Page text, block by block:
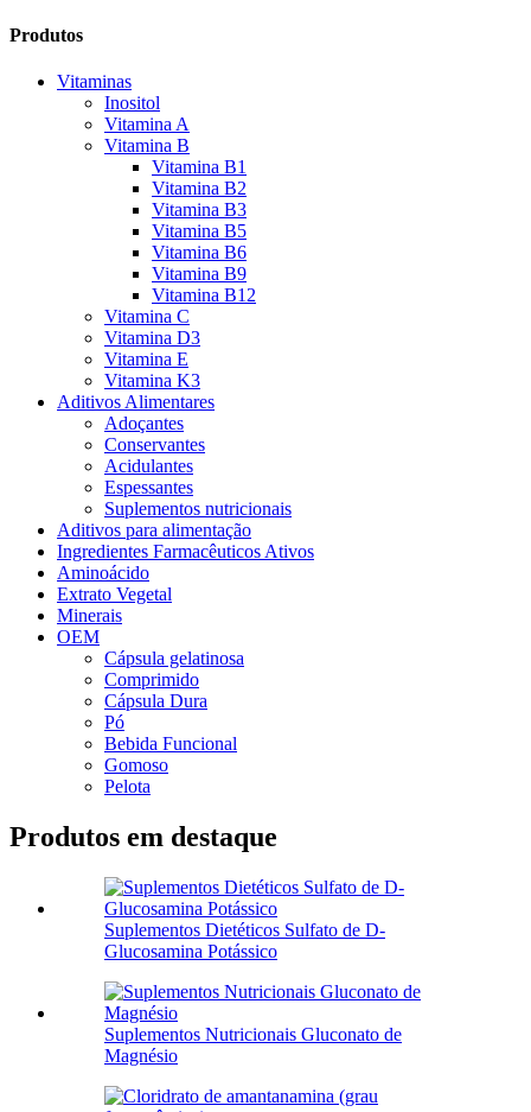
Produtos
Vitaminas
Inositol
Vitamina A
Vitamina B
Vitamina B1
Vitamina B2
Vitamina B3
Vitamina B5
Vitamina B6
Vitamina B9
Vitamina B12
Vitamina C
Vitamina D3
Vitamina E
Vitamina K3
Aditivos Alimentares
Adoçantes
Conservantes
Acidulantes
Espessantes
Suplementos nutricionais
Aditivos para alimentação
Ingredientes Farmacêuticos Ativos
Aminoácido
Extrato Vegetal
Minerais
OEM
Cápsula gelatinosa
Comprimido
Cápsula Dura
Pó
Bebida Funcional
Gomoso
Pelota
Produtos em destaque
Suplementos Dietéticos Sulfato de D-
Glucosamina Potássico
Suplementos Nutricionais Gluconato de
Magnésio